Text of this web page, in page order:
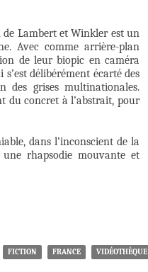
Lambert et Winkler est un
Avec comme arrière-plan
de leur biopic en caméra
délibérément écarté des
des grises multinationales.
du concret à l’abstrait, pour
dans l’inconscient de la
rhapsodie mouvante et
FICTION FRANCE VIDÉOTHÈQUE